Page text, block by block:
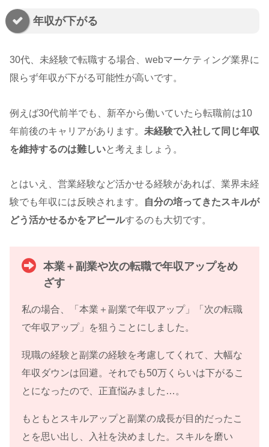
年収が下がる
30代、未経験で転職する場合、webマーケティング業界に
限らず年収が下がる可能性が高いです。
例えば30代前半でも、新卒から働いていたら転職前は10
年前後のキャリアがあります。 未経験で入社して同じ年収
を維持するのは難しいと考えましょう。
とはいえ、営業経験など活かせる経験があれば、業界未経
験でも年収には反映されます。
自分の培ってきたスキルが
どう活かせるかをアピールするのも大切です。
本業＋副業や次の転職で年収アップをめ
ざす
私の場合、「本業＋副業で年収アップ」「次の転職
で年収アップ」を狙うことにしました。
現職の経験と副業の経験を考慮してくれて、大幅な
年収ダウンは回避。それでも50万くらいは下がるこ
とになったので、正直悩みました…。
もともとスキルアップと副業の成長が目的だったこ
とを思い出し、入社を決めました。スキルを磨い